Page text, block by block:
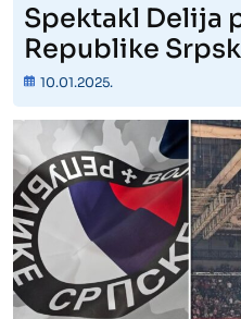
Spektakl Delija
Republike
10.01.2025.